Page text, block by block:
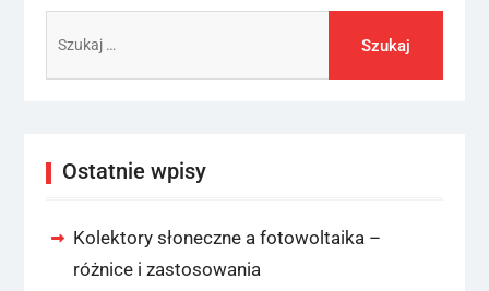
Ostatnie wpisy
Kolektory słoneczne a fotowoltaika –
różnice i zastosowania